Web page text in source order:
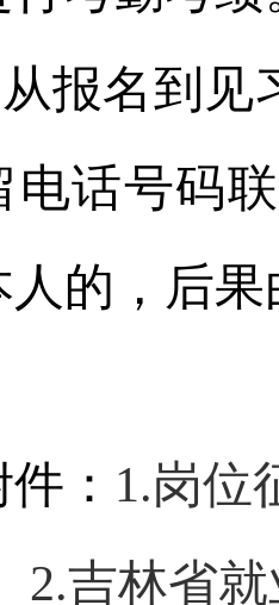
名到见习
电话号码
人的，后
： 1.岗位
2.吉林省